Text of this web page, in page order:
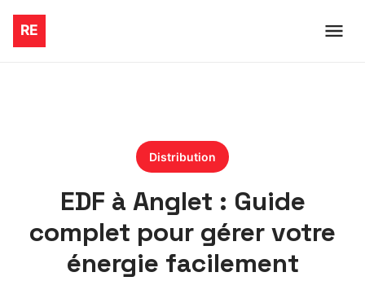
Distribution
EDF à Anglet : Guide
complet pour gérer votre
énergie facilement